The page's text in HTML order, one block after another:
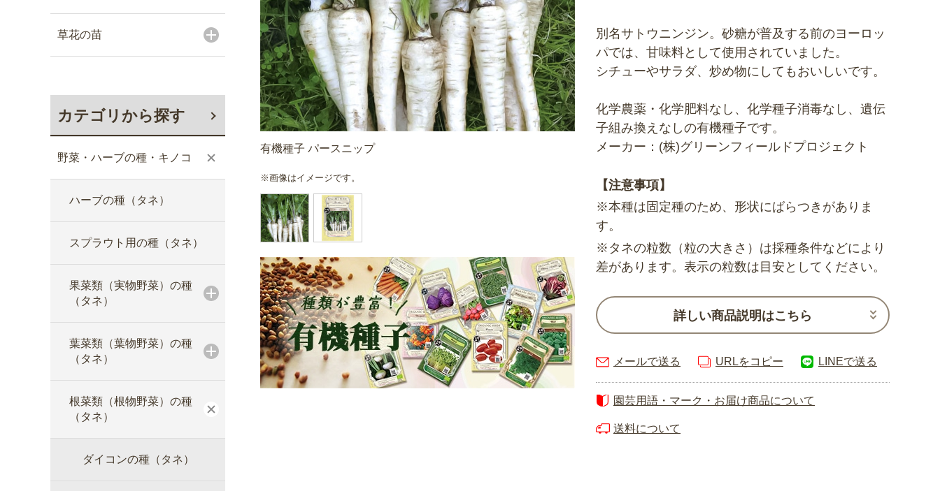
草花の苗
カテゴリから探す
野菜・ハーブの種・キノコ
ハーブの種（タネ）
スプラウト用の種（タネ）
果菜類（実物野菜）の種
（タネ）
葉菜類（葉物野菜）の種
（タネ）
根菜類（根物野菜）の種
（タネ）
ダイコンの種（タネ）
有機種子 パースニップ
※画像はイメージです。
別名サトウニンジン。砂糖が普及する前のヨーロッ
パでは、甘味料として使用されていました。
シチューやサラダ、炒め物にしてもおいしいです。
化学農薬・化学肥料なし、化学種子消毒なし、遺伝
子組み換えなしの有機種子です。
メーカー：(株)グリーンフィールドプロジェクト
【注意事項】
※本種は固定種のため、形状にばらつきがありま
す。
※タネの粒数（粒の大きさ）は採種条件などにより
差があります。表示の粒数は目安としてください。
詳しい商品説明はこちら
メールで送る URLをコピー LINEで送る
園芸用語・マーク・お届け商品について
送料について